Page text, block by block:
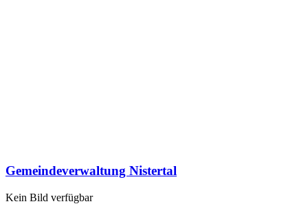
Gemeindeverwaltung Nistertal
Kein Bild verfügbar